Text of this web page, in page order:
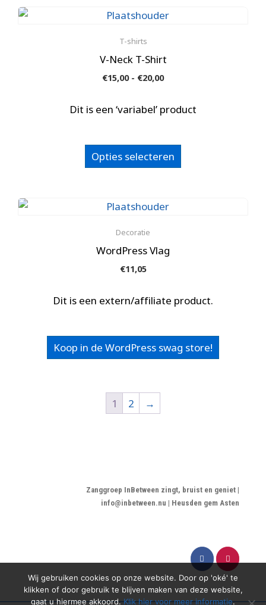
T-shirts
V-Neck T-Shirt
€15,00 - €20,00Prijsklasse:
tot
Dit is een ‘variabel’ product
Opties selecteren
Dit
op
productpagina
Decoratie
WordPress Vlag
€11,05
Dit is een extern/affiliate product.
Koop in de WordPress swag store!
1 2 →
Zanggroep InBetween zingt, bruist en geniet |
info@inbetween.nu | Heusden gem Asten
Wij gebruiken cookies op onze website. Door op 'oké' te
klikken of door gebruik te blijven maken van deze website,
gaat u hiermee akkoord.Klik hier voor meer informatie.